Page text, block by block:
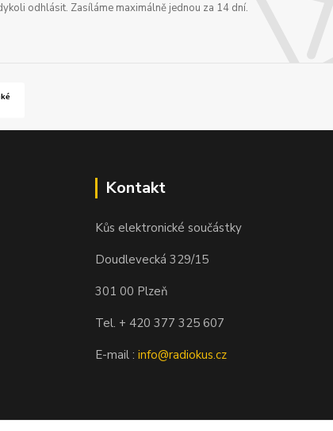
odhlásit. Zasíláme maximálně jednou za 14 dní.
Kontakt
Kůs elektronické součástky
Doudlevecká 329/15
301 00 Plzeň
Tel. + 420 377 325 607
E-mail : info@radiokus.cz